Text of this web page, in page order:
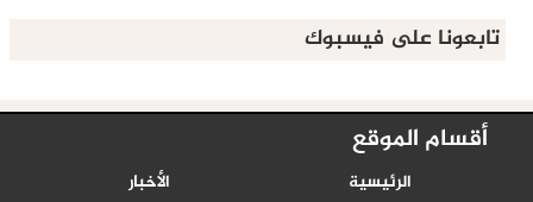
تابعونا على فيسبوك
أقسام الموقع
الرئيسية الأخبار